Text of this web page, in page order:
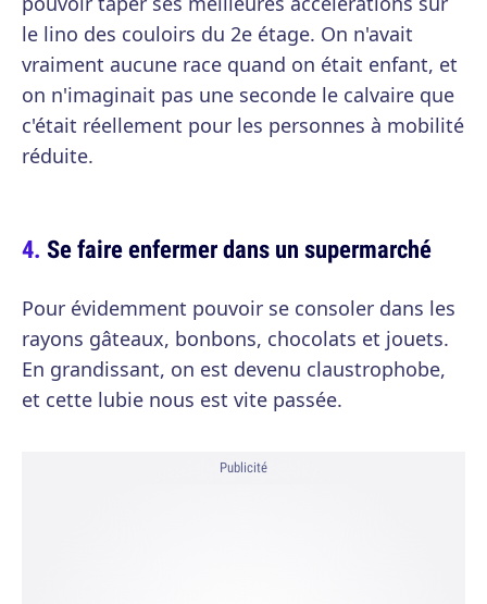
le lino des couloirs du 2e étage. On n'avait
vraiment aucune race quand on était enfant, et
on n'imaginait pas une seconde le calvaire que
c'était réellement pour les personnes à mobilité
réduite.
Se faire enfermer dans un supermarché
Pour évidemment pouvoir se consoler dans les
rayons gâteaux, bonbons, chocolats et jouets.
En grandissant, on est devenu claustrophobe,
et cette lubie nous est vite passée.
Publicité